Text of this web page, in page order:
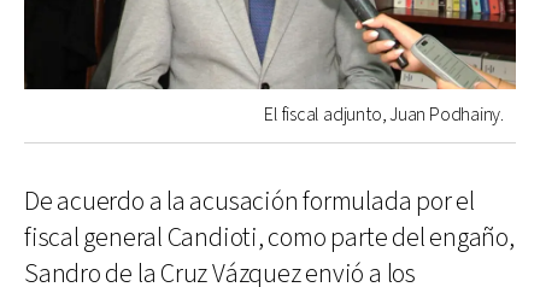
El fiscal adjunto, Juan Podhainy.
De acuerdo a la acusación formulada por el
fiscal general Candioti, como parte del engaño,
Sandro de la Cruz Vázquez envió a los